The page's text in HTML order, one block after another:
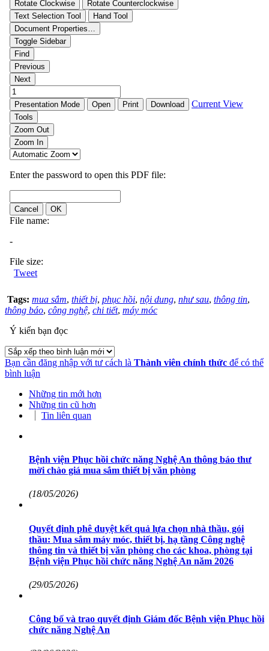
Tweet
Tags: mua sắm, thiết bị, phục hồi, nội dung, như sau, thông tin,
thông báo, công nghệ, chi tiết, máy móc
Ý kiến bạn đọc
Bạn cần đăng nhập với tư cách là Thành viên chính thức để có thể
bình luận
Những tin mới hơn
Những tin cũ hơn
Tin liên quan
Bệnh viện Phục hồi chức năng Nghệ An thông báo thư
mời chào giá mua sắm thiết bị văn phòng
(18/05/2026)
Quyết định phê duyệt kết quả lựa chọn nhà thầu, gói
thầu: Mua sắm máy móc, thiết bị, hạ tầng Công nghệ
thông tin và thiết bị văn phòng cho các khoa, phòng tại
Bệnh viện Phục hồi chức năng Nghệ An năm 2026
(29/05/2026)
Công bố và trao quyết định Giám đốc Bệnh viện Phục hồi
chức năng Nghệ An